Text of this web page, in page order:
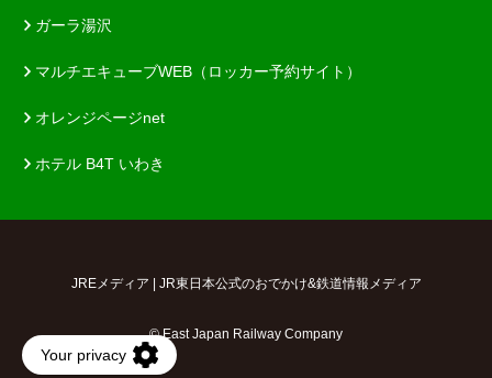
ガーラ湯沢
マルチエキューブWEB（ロッカー予約サイト）
オレンジページnet
ホテル B4T いわき
JREメディア | JR東日本公式のおでかけ&鉄道情報メディア
© East Japan Railway Company